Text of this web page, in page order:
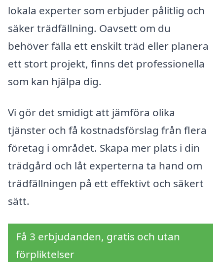
lokala experter som erbjuder pålitlig och
säker trädfällning. Oavsett om du
behöver fälla ett enskilt träd eller planera
ett stort projekt, finns det professionella
som kan hjälpa dig.
Vi gör det smidigt att jämföra olika
tjänster och få kostnadsförslag från flera
företag i området. Skapa mer plats i din
trädgård och låt experterna ta hand om
trädfällningen på ett effektivt och säkert
sätt.
Få 3 erbjudanden, gratis och utan
förpliktelser